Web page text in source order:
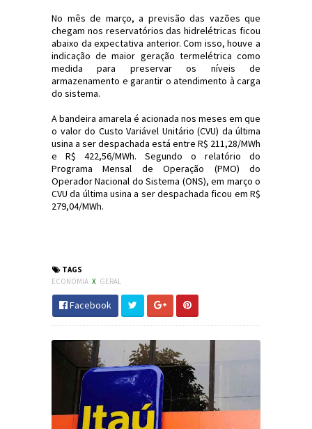
No mês de março, a previsão das vazões que
chegam nos reservatórios das hidrelétricas ficou
abaixo da expectativa anterior. Com isso, houve a
indicação de maior geração termelétrica como
medida para preservar os níveis de
armazenamento e garantir o atendimento à carga
do sistema.
A bandeira amarela é acionada nos meses em que
o valor do Custo Variável Unitário (CVU) da última
usina a ser despachada está entre R$ 211,28/MWh
e R$ 422,56/MWh. Segundo o relatório do
Programa Mensal de Operação (PMO) do
Operador Nacional do Sistema (ONS), em março o
CVU da última usina a ser despachada ficou em R$
279,04/MWh.
TAGS
ECONOMIA X GERAL
Facebook